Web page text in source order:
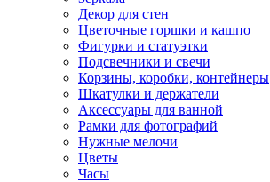
Декор для стен
Цветочные горшки и кашпо
Фигурки и статуэтки
Подсвечники и свечи
Корзины, коробки, контейнеры
Шкатулки и держатели
Аксессуары для ванной
Рамки для фотографий
Нужные мелочи
Цветы
Часы